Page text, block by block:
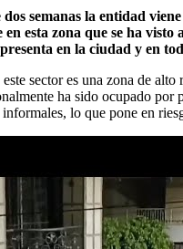
dos semanas la entidad
esta zona que se ha visto
en la ciudad y en
sector es una zona de alto
ha sido ocupado por
lo que pone en